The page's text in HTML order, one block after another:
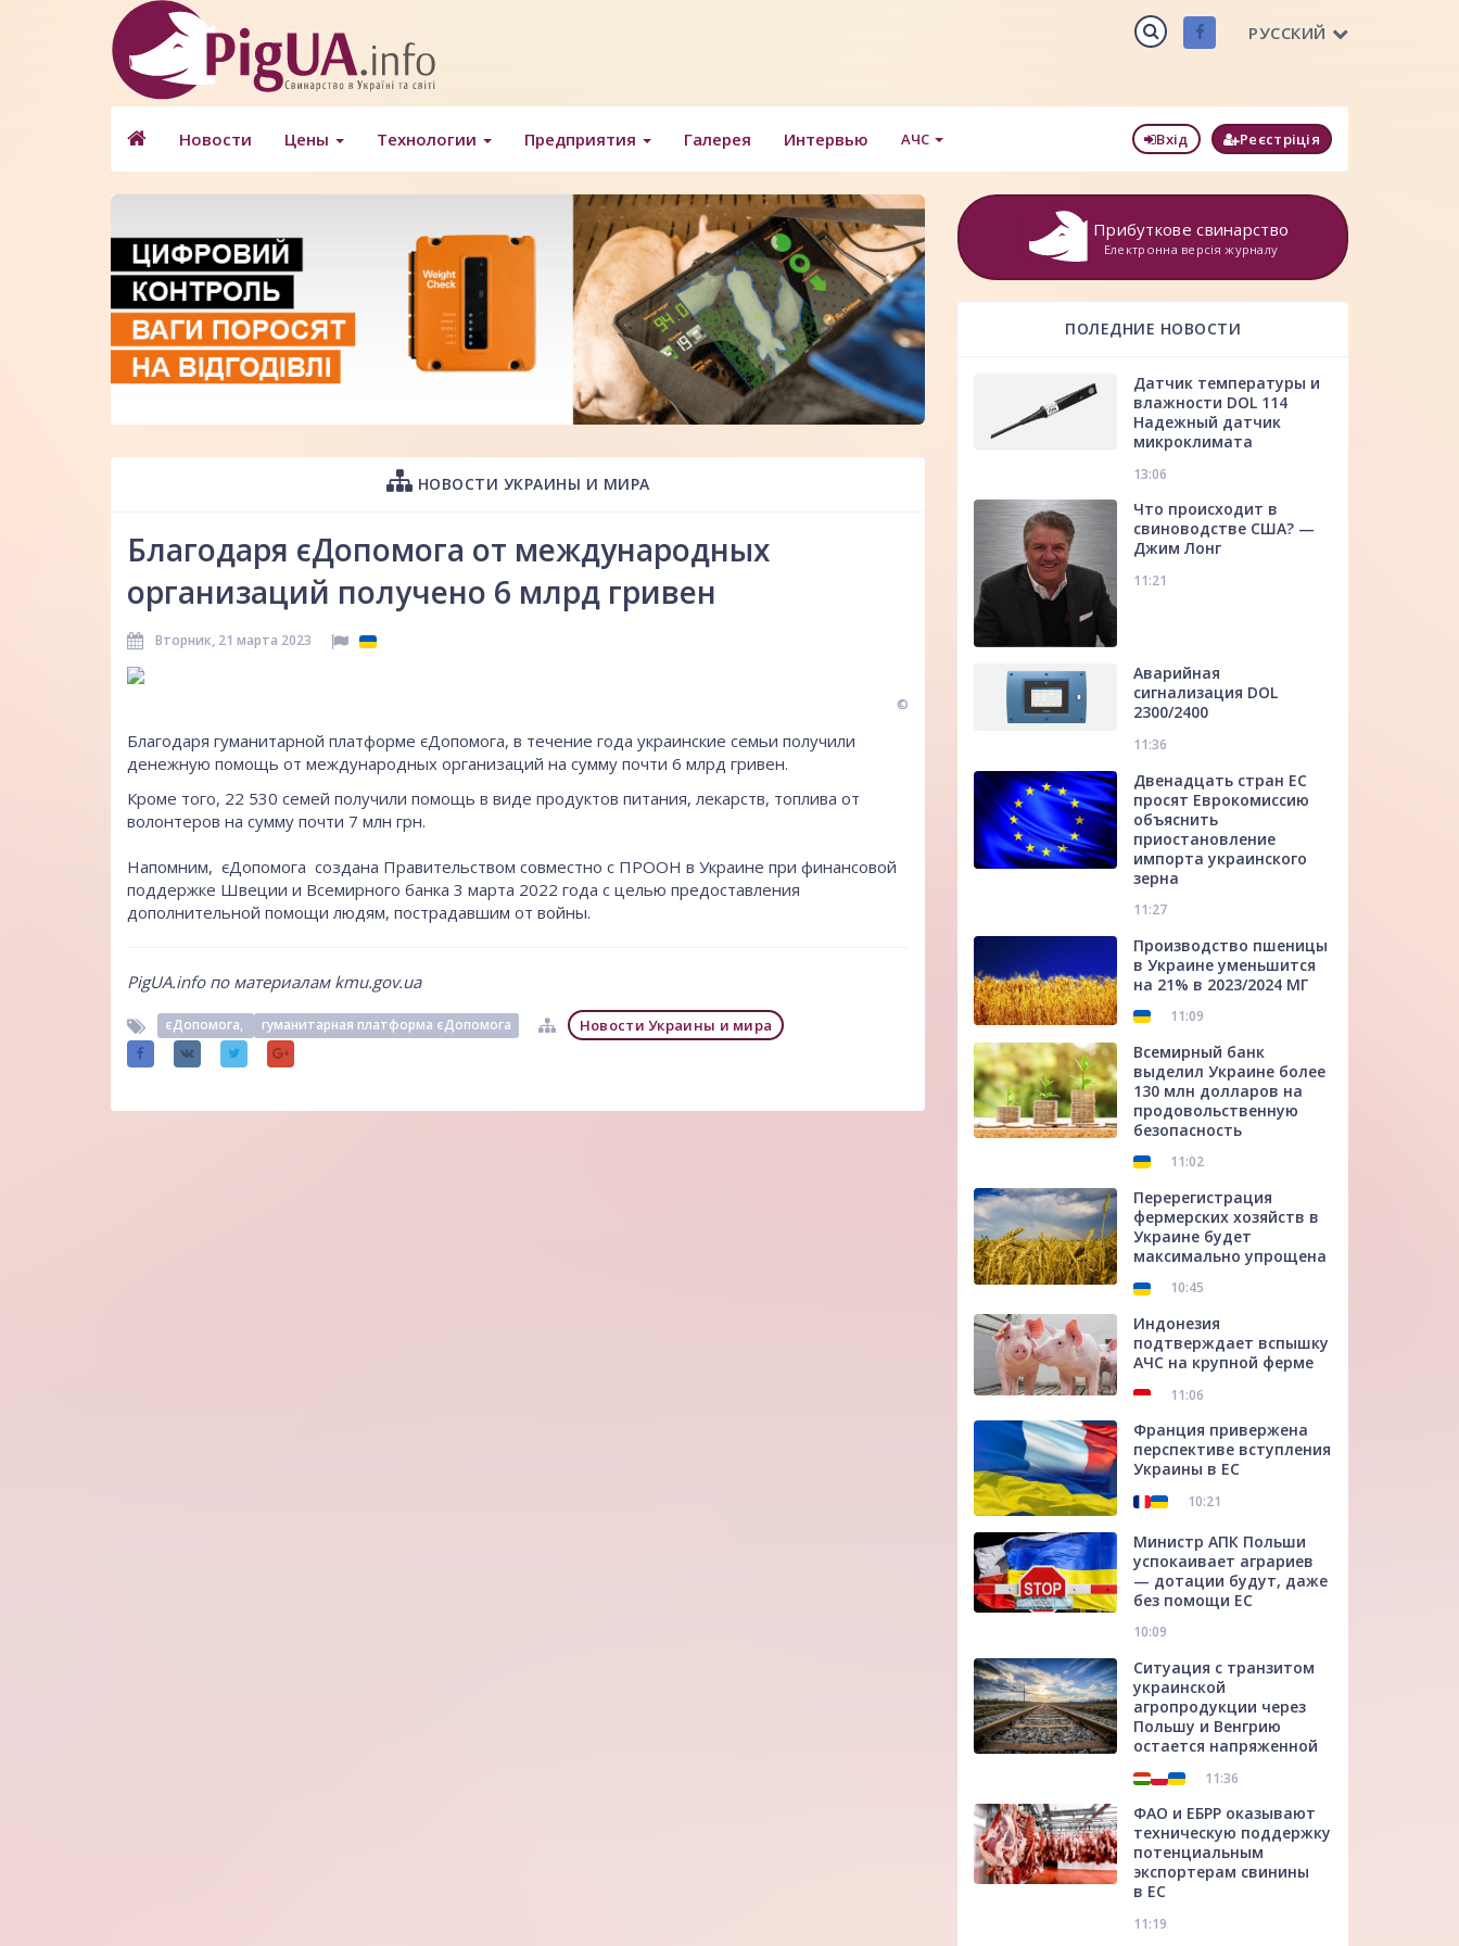
РУССКИЙ
Новости Цены Технологии Предприятия Галерея Интервью АЧС Вхід Реєстріція
НОВОСТИ УКРАИНЫ И МИРА
Благодаря єДопомога от международных
организаций получено 6 млрд гривен
Вторник, 21 марта 2023
©
Благодаря гуманитарной платформе єДопомога, в течение года украинские семьи получили
денежную помощь от международных организаций на сумму почти 6 млрд гривен.
Кроме того, 22 530 семей получили помощь в виде продуктов питания, лекарств, топлива от
волонтеров на сумму почти 7 млн грн.
Напомним, єДопомога создана Правительством совместно с ПРООН в Украине при финансовой
поддержке Швеции и Всемирного банка 3 марта 2022 года с целью предоставления
дополнительной помощи людям, пострадавшим от войны.
PigUA.info по материалам kmu.gov.ua
єДопомога, гуманитарная платформа єДопомога Новости Украины и мира
Прибуткове свинарство
Електронна версія журналу
ПОЛЕДНИЕ НОВОСТИ
Датчик температуры и
влажности DOL 114
Надежный датчик
микроклимата
13:06
Что происходит в
свиноводстве США? —
Джим Лонг
11:21
Аварийная
сигнализация DOL
2300/2400
11:36
Двенадцать стран ЕС
просят Еврокомиссию
объяснить
приостановление
импорта украинского
зерна
11:27
Производство пшеницы
в Украине уменьшится
на 21% в 2023/2024 МГ
11:09
Всемирный банк
выделил Украине более
130 млн долларов на
продовольственную
безопасность
11:02
Перерегистрация
фермерских хозяйств в
Украине будет
максимально упрощена
10:45
Индонезия
подтверждает вспышку
АЧС на крупной ферме
11:06
Франция привержена
перспективе вступления
Украины в ЕС
10:21
Министр АПК Польши
успокаивает аграриев
— дотации будут, даже
без помощи ЕС
10:09
Ситуация с транзитом
украинской
агропродукции через
Польшу и Венгрию
остается напряженной
11:36
ФАО и ЕБРР оказывают
техническую поддержку
потенциальным
экспортерам свинины
в ЕС
11:19